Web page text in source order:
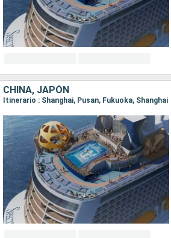
CHINA, JAPÓN
Itinerario : Shanghai, Pusan, Fukuoka, Shanghai